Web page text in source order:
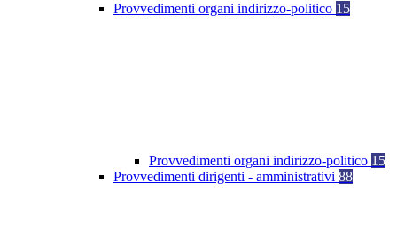
Provvedimenti organi indirizzo-politico 15
Provvedimenti organi indirizzo-politico 15
Provvedimenti dirigenti - amministrativi 88